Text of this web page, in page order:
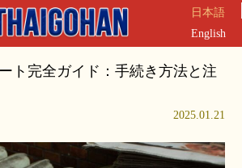
English
日本語
ト完全ガイド：手続き方法と注
2025.01.21